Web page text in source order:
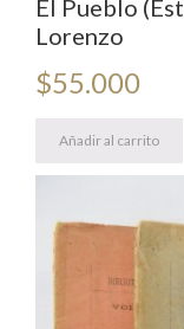
El Pueblo
Lorenzo
$55.000
Añadir al carrito